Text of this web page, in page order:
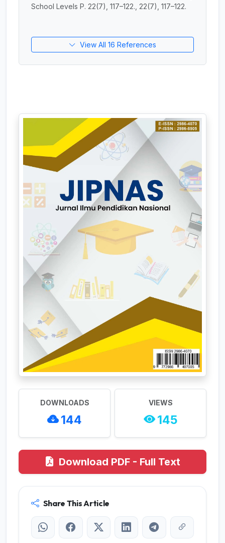
School Levels P. 22(7), 117–122., 22(7), 117–122.
View All 16 References
DOWNLOADS
144
VIEWS
145
Download PDF - Full Text
Share This Article